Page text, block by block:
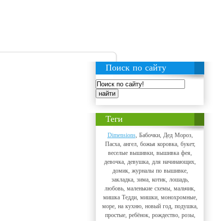
Поиск по сайту
Теги
Dimensions, Бабочки, Дед Мороз,
Пасха, ангел, божья коровка, букет,
веселые вышивки, вышивка фея,
девочка, девушка, для начинающих,
домик, журналы по вышивке,
закладка, зима, котик, лошадь,
любовь, маленькие схемы, мальчик,
мишка Тедди, мишки, монохромные,
море, на кухню, новый год, подушка,
простые, ребёнок, рождество, розы,